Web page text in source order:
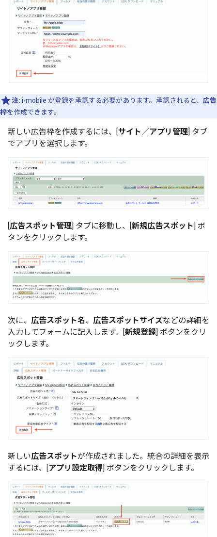
注: i-mobile が登録を承認する必要があります。承認されると、 広告
枠を作成できます。
新しい広告枠を作成するには、[ サイト／アプリ管理 ] タブ
でアプリを選択します。
[広告スポット管理] タブに移動し、[新規広告スポット] ボ
タンをクリックします。
次に、 広告スポット名、 広告スポットサイズなどの詳細を
入力してフォームに記入します。[新規登録] ボタンをクリ
ックします。
新しい広告スポットが作成されました。統合の詳細を表示
するには、[アプリ設定取得] ボタンをクリックします。